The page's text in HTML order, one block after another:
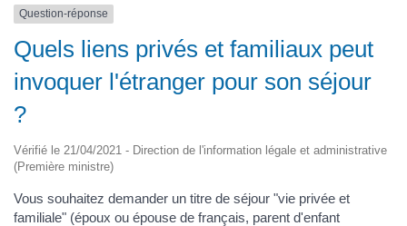
Question-réponse
Quels liens privés et familiaux peut
invoquer l'étranger pour son séjour
?
Vérifié le 21/04/2021 - Direction de l'information légale et administrative
(Première ministre)
Vous souhaitez demander un titre de séjour "vie privée et
familiale" (époux ou épouse de français, parent d'enfant